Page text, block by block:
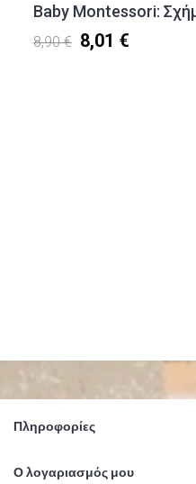
Baby Montessori:
8,90 € 8,01 €
Πληροφορίες
Ο λογαριασμός μου